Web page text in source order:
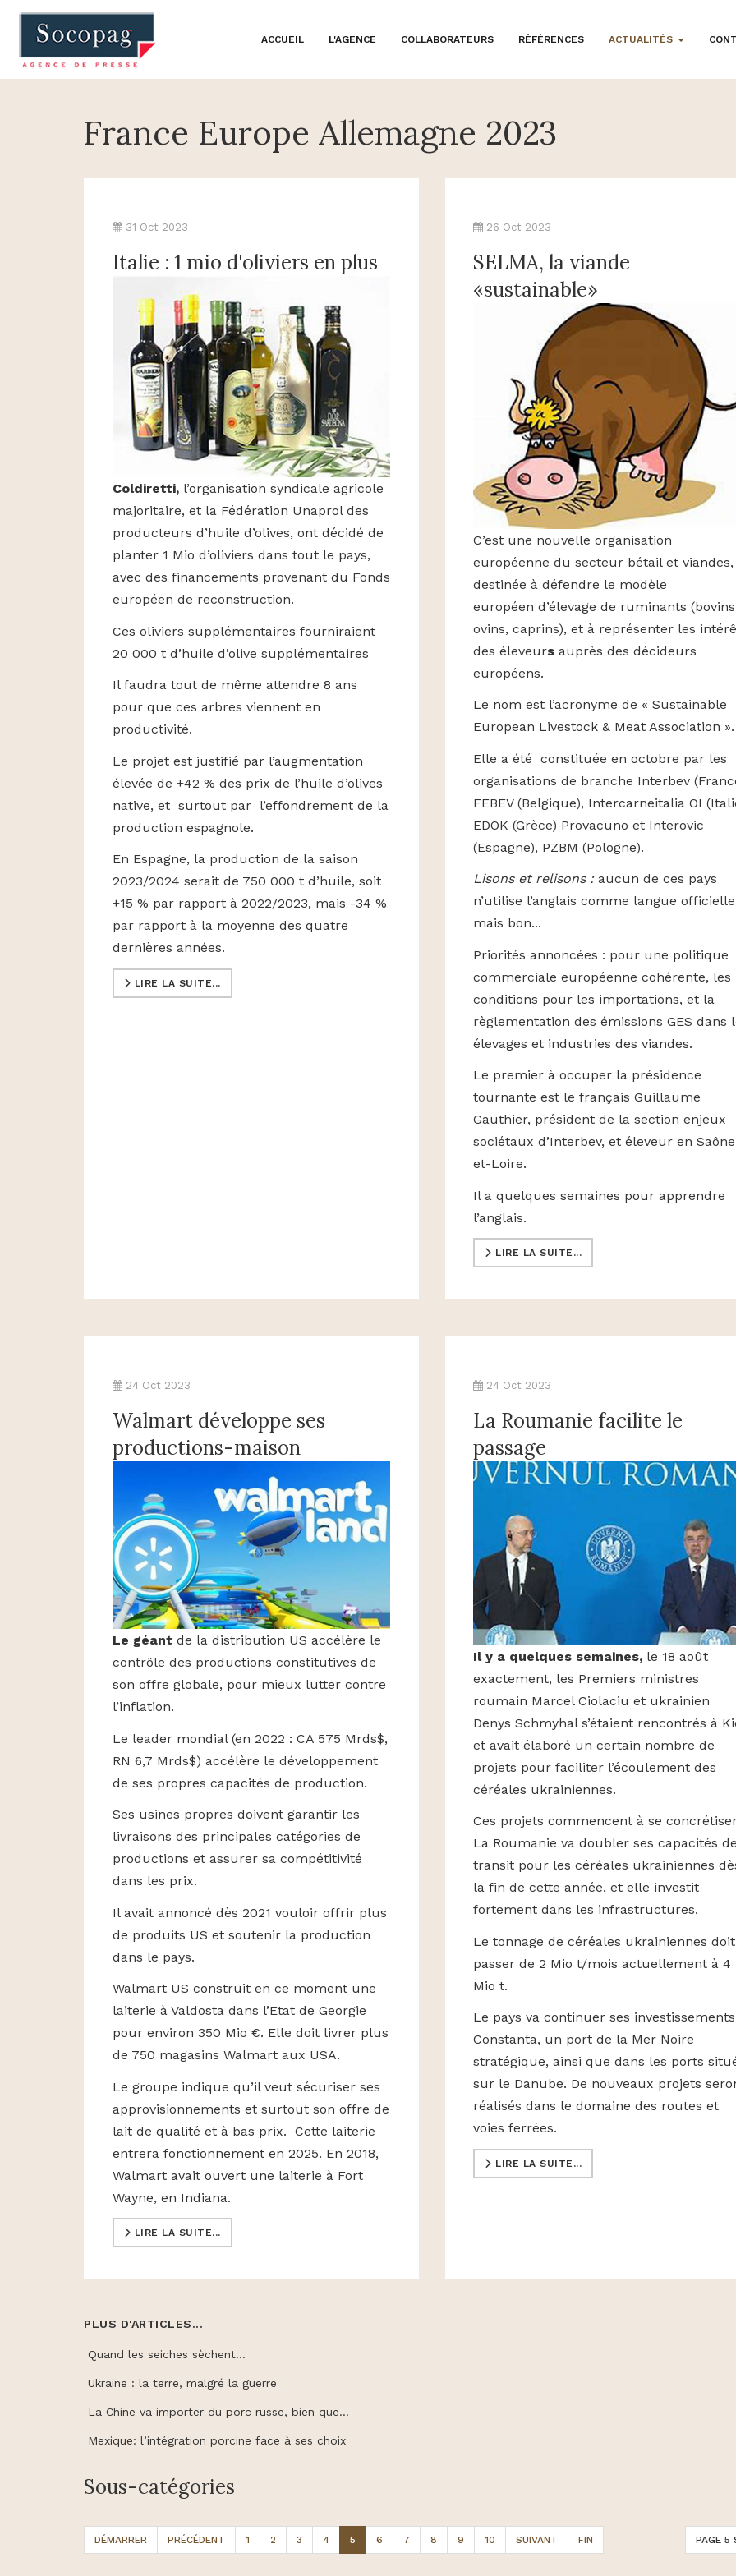
ACCUEIL L'AGENCE COLLABORATEURS RÉFÉRENCES ACTUALITÉS
France Europe Allemagne 2023
31 Oct 2023
Italie : 1 mio d'oliviers en plus
Coldiretti,l’organisation syndicale agricole
majoritaire, et la Fédération Unaprol des
producteurs d’huile d’olives, ont décidé de
planter 1 Mio d’oliviers dans tout le pays,
avec des financements provenant du Fonds
européen de reconstruction.
Ces oliviers supplémentaires fourniraient
20 000 t d’huile d’olive supplémentaires
Il faudra tout de même attendre 8 ans
pour que ces arbres viennent en
productivité.
Le projet est justifié par l’augmentation
élevée de +42 % des prix de l’huile d’olives
native, et surtout par l’effondrement de la
production espagnole.
En Espagne, la production de la saison
2023/2024 serait de 750 000 t d’huile, soit
+15 % par rapport à 2022/2023, mais -34 %
par rapport à la moyenne des quatre
dernières années.
LIRE LA SUITE...
26 Oct 2023
SELMA, la viande
«sustainable»
C’est une nouvelle organisation
européenne du secteur bétail et viandes,
destinée à défendre le modèle
européen d’élevage de ruminants
ovins, caprins), et à représenter les
des éleveurs auprès des décideurs
européens.
Le nom est l’acronyme de « Sustainable
European Livestock & Meat Association ».
Elle a été constituée en octobre par les
organisations de branche Interbev
FEBEV (Belgique), Intercarneitalia OI
EDOK (Grèce) Provacuno et Interovic
(Espagne), PZBM (Pologne).
Lisons et relisons :aucun de ces pays
n’utilise l’anglais comme langue
mais bon...
Priorités annoncées : pour une politique
commerciale européenne cohérente, les
conditions pour les importations, et la
règlementation des émissions GES dans
élevages et industries des viandes.
Le premier à occuper la présidence
tournante est le français Guillaume
Gauthier, président de la section enjeux
sociétaux d’Interbev, et éleveur en
et-Loire.
Il a quelques semaines pour apprendre
l’anglais.
LIRE LA SUITE...
24 Oct 2023
Walmart développe ses
productions-maison
Le géant de la distribution US accélère le
contrôle des productions constitutives de
son offre globale, pour mieux lutter contre
l’inflation.
Le leader mondial (en 2022 : CA 575 Mrds$,
RN 6,7 Mrds$) accélère le développement
de ses propres capacités de production.
Ses usines propres doivent garantir les
livraisons des principales catégories de
productions et assurer sa compétitivité
dans les prix.
Il avait annoncé dès 2021 vouloir offrir plus
de produits US et soutenir la production
dans le pays.
Walmart US construit en ce moment une
laiterie à Valdosta dans l’Etat de Georgie
pour environ 350 Mio €. Elle doit livrer plus
de 750 magasins Walmart aux USA.
Le groupe indique qu’il veut sécuriser ses
approvisionnements et surtout son offre de
lait de qualité et à bas prix. Cette laiterie
entrera fonctionnement en 2025. En 2018,
Walmart avait ouvert une laiterie à Fort
Wayne, en Indiana.
LIRE LA SUITE...
24 Oct 2023
La Roumanie facilite le
passage
Il y a quelques semaines, le 18 août
exactement, les Premiers ministres
roumain Marcel Ciolaciu et ukrainien
Denys Schmyhal s’étaient rencontrés à
et avait élaboré un certain nombre de
projets pour faciliter l’écoulement des
céréales ukrainiennes.
Ces projets commencent à se
La Roumanie va doubler ses capacités
transit pour les céréales ukrainiennes
la fin de cette année, et elle investit
fortement dans les infrastructures.
Le tonnage de céréales ukrainiennes doit
passer de 2 Mio t/mois actuellement à 4
Mio t.
Le pays va continuer ses
Constanta, un port de la Mer Noire
stratégique, ainsi que dans les ports
sur le Danube. De nouveaux projets
réalisés dans le domaine des routes et
voies ferrées.
LIRE LA SUITE...
PLUS D'ARTICLES...
Quand les seiches sèchent…
Ukraine : la terre, malgré la guerre
La Chine va importer du porc russe, bien que…
Mexique: l’intégration porcine face à ses choix
Sous-catégories
PAGE 5
DÉMARRER PRÉCÉDENT 1 2 3 4 5 6 7 8 9 10 SUIVANT FIN